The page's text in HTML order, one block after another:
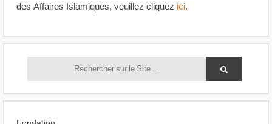
des Affaires Islamiques, veuillez cliquez ici.